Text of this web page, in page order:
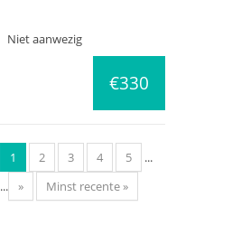
Niet aanwezig
€330
1 2 3 4 5
...
... » Minst recente »